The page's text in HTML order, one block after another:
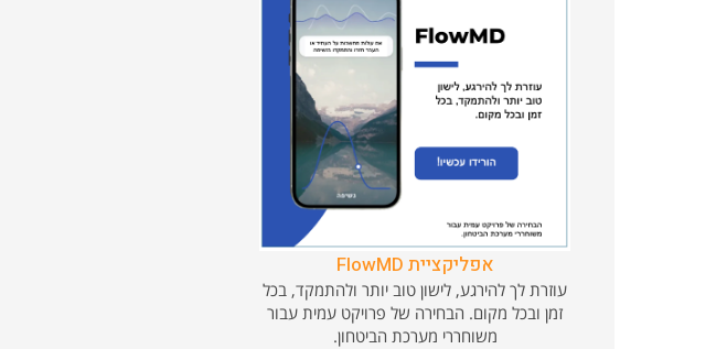
אפליקציית FlowMD
עוזרת לך להירגע, לישון טוב יותר ולהתמקד, בכל
זמן ובכל מקום. הבחירה של פרויקט עמית עבור
משוחררי מערכת הביטחון.